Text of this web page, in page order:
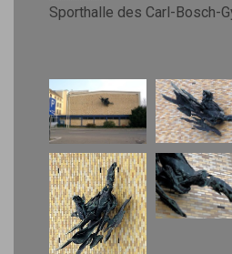
Sporthalle des Carl-Bosch-